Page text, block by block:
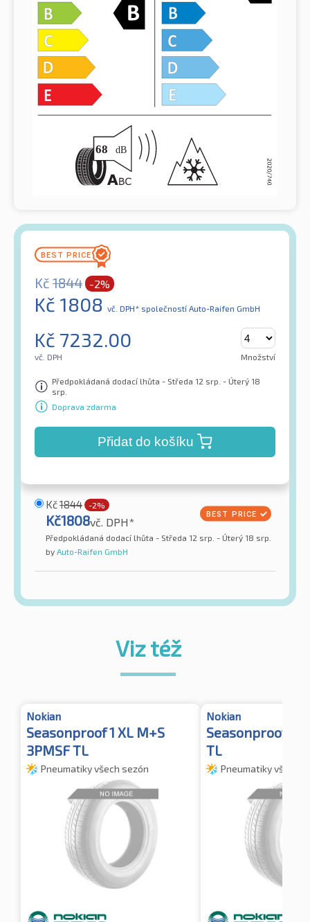
Kč 1844 -2%
Kč 1808 vč. DPH* společností Auto-Raifen GmbH
Kč 7232.00
vč. DPH Množství
Předpokládaná dodací lhůta - Středa 12 srp. - Úterý 18
srp.
Doprava zdarma
Přidat do košíku
Kč1844 -2%
Kč1808vč. DPH*
Předpokládaná dodací lhůta - Středa 12 srp. - Úterý 18 srp.
by Auto-Raifen GmbH
Viz též
Nokian
Seasonproof 1 XL M+S
3PMSF TL
Pneumatiky všech sezón
Nokian
Seasonproof 1
TL
Pneumatiky všech